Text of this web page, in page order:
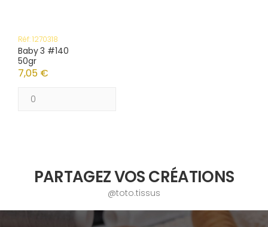
Réf: 1270318
Baby 3 #140
50gr
7,05 €
PARTAGEZ VOS CRÉATIONS
@toto.tissus